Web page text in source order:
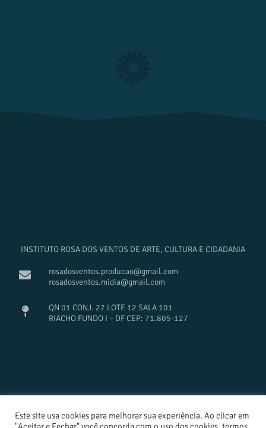
INSTITUTO ROSA DOS VENTOS DE ARTE, CULTURA E CIDADANIA
rosadosventos.producao@gmail.com
rosadosventos.midia@gmail.com
QN 01 CONJ. 27 LOTE 12 SALA 101
RIACHO FUNDO I – DF CEP: 71.805-127
design Estúdio Cajuína
Este site usa cookies para melhorar sua experiência. Ao clicar em